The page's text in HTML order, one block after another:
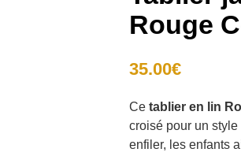
Rouge
35.00€
Ce tablier en lin
croisé pour un
enfiler, les enfants